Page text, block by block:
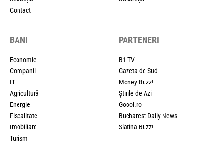
Contact
BANI
Economie
Companii
IT
Agricultură
Energie
Fiscalitate
Imobiliare
Turism
PARTENERI
B1 TV
Gazeta de Sud
Money Buzz!
Știrile de Azi
Goool.ro
Bucharest Daily News
Slatina Buzz!